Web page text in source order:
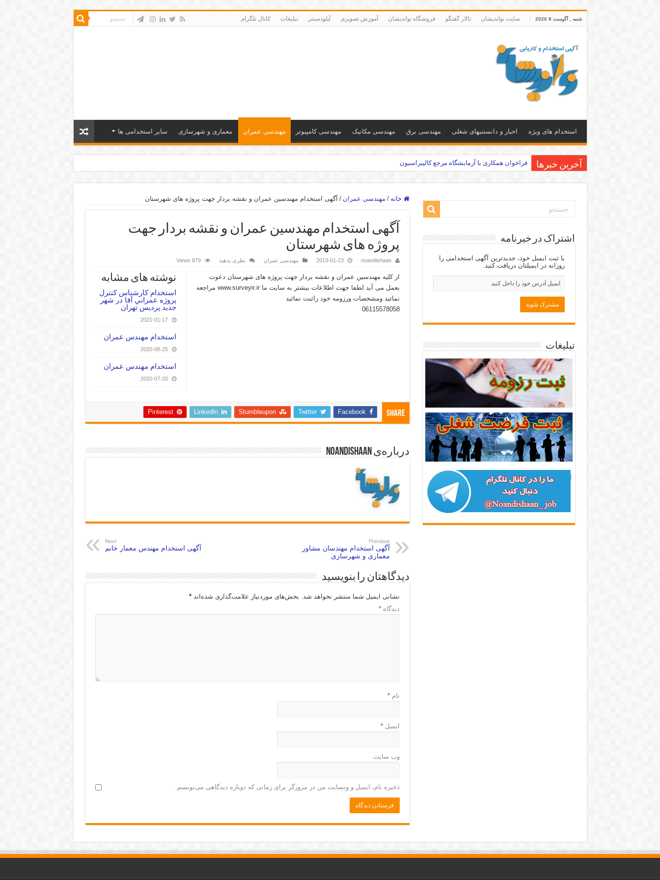
شنبه , آگوست 8 2026 سایت نواندیشان تالار گفتگو فروشگاه نواندیشان آموزش تصویری آپلودسنتر تبلیغات کانال تلگرام
استخدام های ویژه اخبار و دانستنیهای شغلی مهندسی برق مهندسی مکانیک مهندسی کامپیوتر مهندسی عمران معماری و شهرسازی سایر استخدامی ها
آخرین خبرها فراخوان همکاری با آزمایشگاه مرجع کالیبراسیون
خانه / مهندسی عمران / آگهی استخدام مهندسین عمران و نقشه بردار جهت پروژه های شهرستان
آگهی استخدام مهندسین عمران و نقشه بردار جهت
پروژه های شهرستان
noandishaan
2013-01-23 مهندسی عمران نظری بدهید 879 Views
نوشته های مشابه
استخدام كارشناس كنترل
پروژه عمراني آقا در شهر
جديد پرديس تهران
2021-01-17
استخدام مهندس عمران
2020-08-25
استخدام مهندس عمران
2020-07-20
از کلیه مهندسین عمران و نقشه بردار جهت پروژه های شهرستان دعوت
بعمل می آید لطفا جهت اطلاعات بیشتر به سایت ما www.surveyir.ir مراجعه
نمائید ومشخصات ورزومه خود راثبت نمائید
06115578058
Share
Facebook
Twitter
Stumbleupon
LinkedIn
Pinterest
درباره‌ی noandishaan
Previous
آگهی استخدام مهندسان مشاور
معماری و شهرسازی
Next
آگهی استخدام مهندس معمار خانم
دیدگاهتان را بنویسید
نشانی ایمیل شما منتشر نخواهد شد. بخش‌های موردنیاز علامت‌گذاری شده‌اند*
دیدگاه*
نام*
ایمیل*
وب‌ سایت
ذخیره نام، ایمیل و وبسایت من در مرورگر برای زمانی که دوباره دیدگاهی می‌نویسم.
اشتراک در خبرنامه
با ثبت ایمیل خود، جدیدترین آگهی استخدامی را
روزانه در ایمیلتان دریافت کنید.
تبلیغات